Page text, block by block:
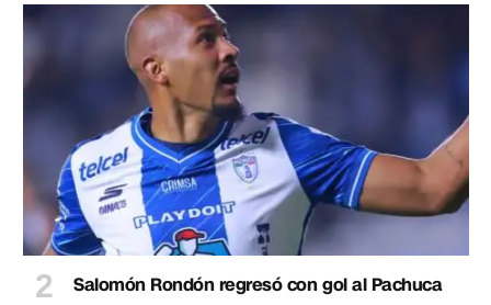
Salomón Rondón regresó con gol al Pachuca